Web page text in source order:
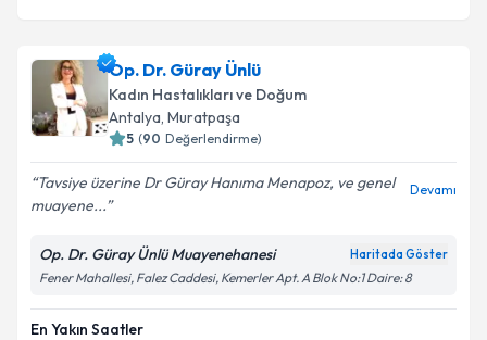
Op. Dr. Güray Ünlü
Kadın Hastalıkları ve Doğum
Antalya, Muratpaşa
5 (90 Değerlendirme)
Tavsiye üzerine Dr Güray Hanıma Menapoz, ve genel
muayene...
Devamı
Op. Dr. Güray Ünlü Muayenehanesi Haritada Göster
Fener Mahallesi, Falez Caddesi, Kemerler Apt. A Blok No:1 Daire: 8
En Yakın Saatler